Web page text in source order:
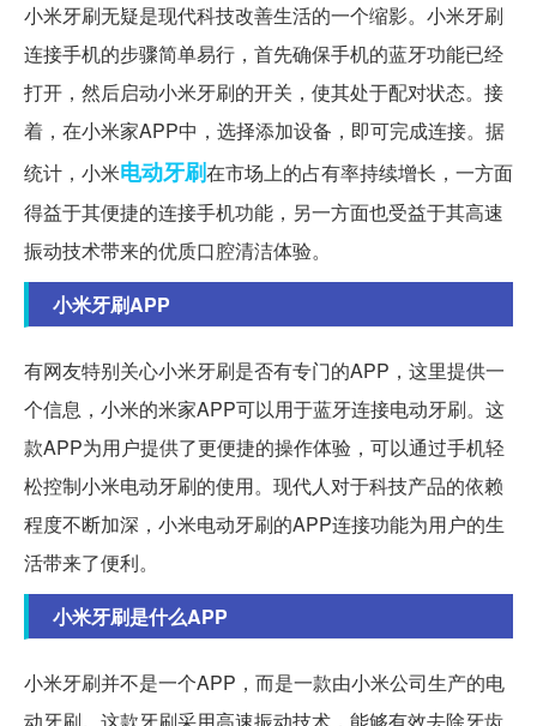
小米牙刷无疑是现代科技改善生活的一个缩影。小米牙刷
连接手机的步骤简单易行，首先确保手机的蓝牙功能已经
打开，然后启动小米牙刷的开关，使其处于配对状态。接
着，在小米家APP中，选择添加设备，即可完成连接。据
统计，小米电动牙刷在市场上的占有率持续增长，一方面
得益于其便捷的连接手机功能，另一方面也受益于其高速
振动技术带来的优质口腔清洁体验。
小米牙刷APP
有网友特别关心小米牙刷是否有专门的APP，这里提供一
个信息，小米的米家APP可以用于蓝牙连接电动牙刷。这
款APP为用户提供了更便捷的操作体验，可以通过手机轻
松控制小米电动牙刷的使用。现代人对于科技产品的依赖
程度不断加深，小米电动牙刷的APP连接功能为用户的生
活带来了便利。
小米牙刷是什么APP
小米牙刷并不是一个APP，而是一款由小米公司生产的电